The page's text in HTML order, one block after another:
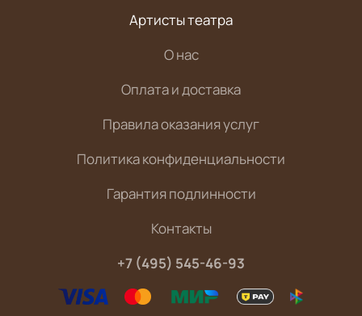
Артисты театра
О нас
Оплата и доставка
Правила оказания услуг
Политика конфиденциальности
Гарантия подлинности
Контакты
+7 (495) 545-46-93